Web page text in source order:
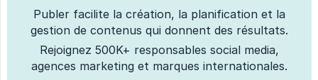
Publer facilite la création, la planification et la
gestion de contenus qui donnent des résultats.
Rejoignez 500K+ responsables social media,
agences marketing et marques internationales.